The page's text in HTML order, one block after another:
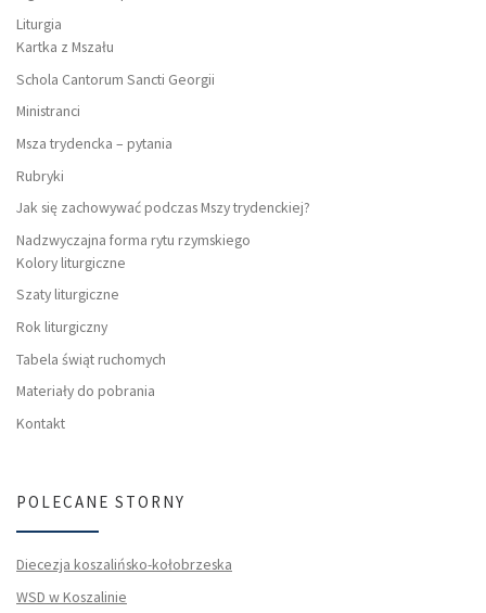
Liturgia
Kartka z Mszału
Schola Cantorum Sancti Georgii
Ministranci
Msza trydencka – pytania
Rubryki
Jak się zachowywać podczas Mszy trydenckiej?
Nadzwyczajna forma rytu rzymskiego
Kolory liturgiczne
Szaty liturgiczne
Rok liturgiczny
Tabela świąt ruchomych
Materiały do pobrania
Kontakt
POLECANE STORNY
Diecezja koszalińsko-kołobrzeska
WSD w Koszalinie